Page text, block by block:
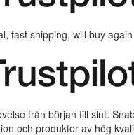
fast shipping, will buy again
från början till slut.
och produkter av hög